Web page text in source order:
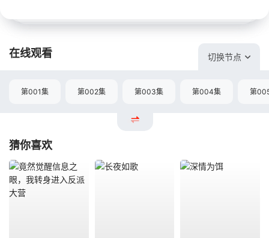
在线观看 切换节点
第001集 第002集 第003集 第004集 第
猜你喜欢